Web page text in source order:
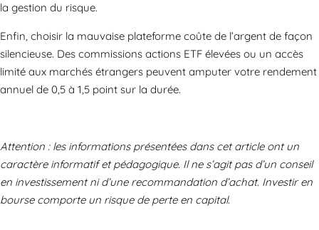
la gestion du risque.
Enfin, choisir la mauvaise plateforme coûte de l’argent de façon
silencieuse. Des commissions actions ETF élevées ou un accès
limité aux marchés étrangers peuvent amputer votre rendement
annuel de 0,5 à 1,5 point sur la durée.
Attention : les informations présentées dans cet article ont un
caractère informatif et pédagogique. Il ne s’agit pas d’un conseil
en investissement ni d’une recommandation d’achat. Investir en
bourse comporte un risque de perte en capital.